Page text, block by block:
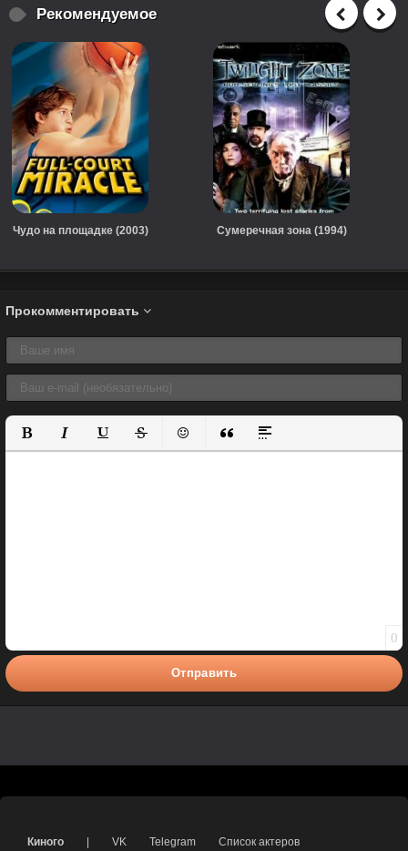
Рекомендуемое
Чудо на площадке (2003) Сумеречная зона (1994)
Прокомментировать
Полужирный
КурсивПодчеркнутый
ЗачеркнутыйВставить смайлик
Вставка цитаты
Вставка спойлера
0
Отправить
Киного VK Telegram Список актеров